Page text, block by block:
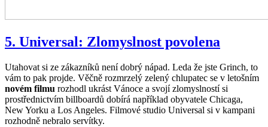
5. Universal: Zlomyslnost povolena
Utahovat si ze zákazníků není dobrý nápad. Leda že jste Grinch, to
vám to pak projde. Věčně rozmrzelý zelený chlupatec se v letošním
novém filmu rozhodl ukrást Vánoce a svojí zlomyslností si
prostřednictvím billboardů dobírá například obyvatele Chicaga,
New Yorku a Los Angeles. Filmové studio Universal si v kampani
rozhodně nebralo servítky.